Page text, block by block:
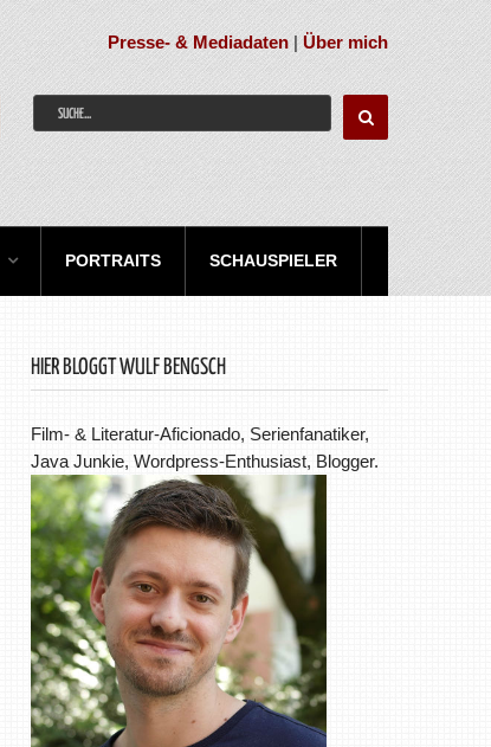
Presse- & Mediadaten |Über mich
PORTRAITS SCHAUSPIELER
HIER BLOGGT WULF BENGSCH
Film- & Literatur-Aficionado, Serienfanatiker,
Java Junkie, Wordpress-Enthusiast, Blogger.